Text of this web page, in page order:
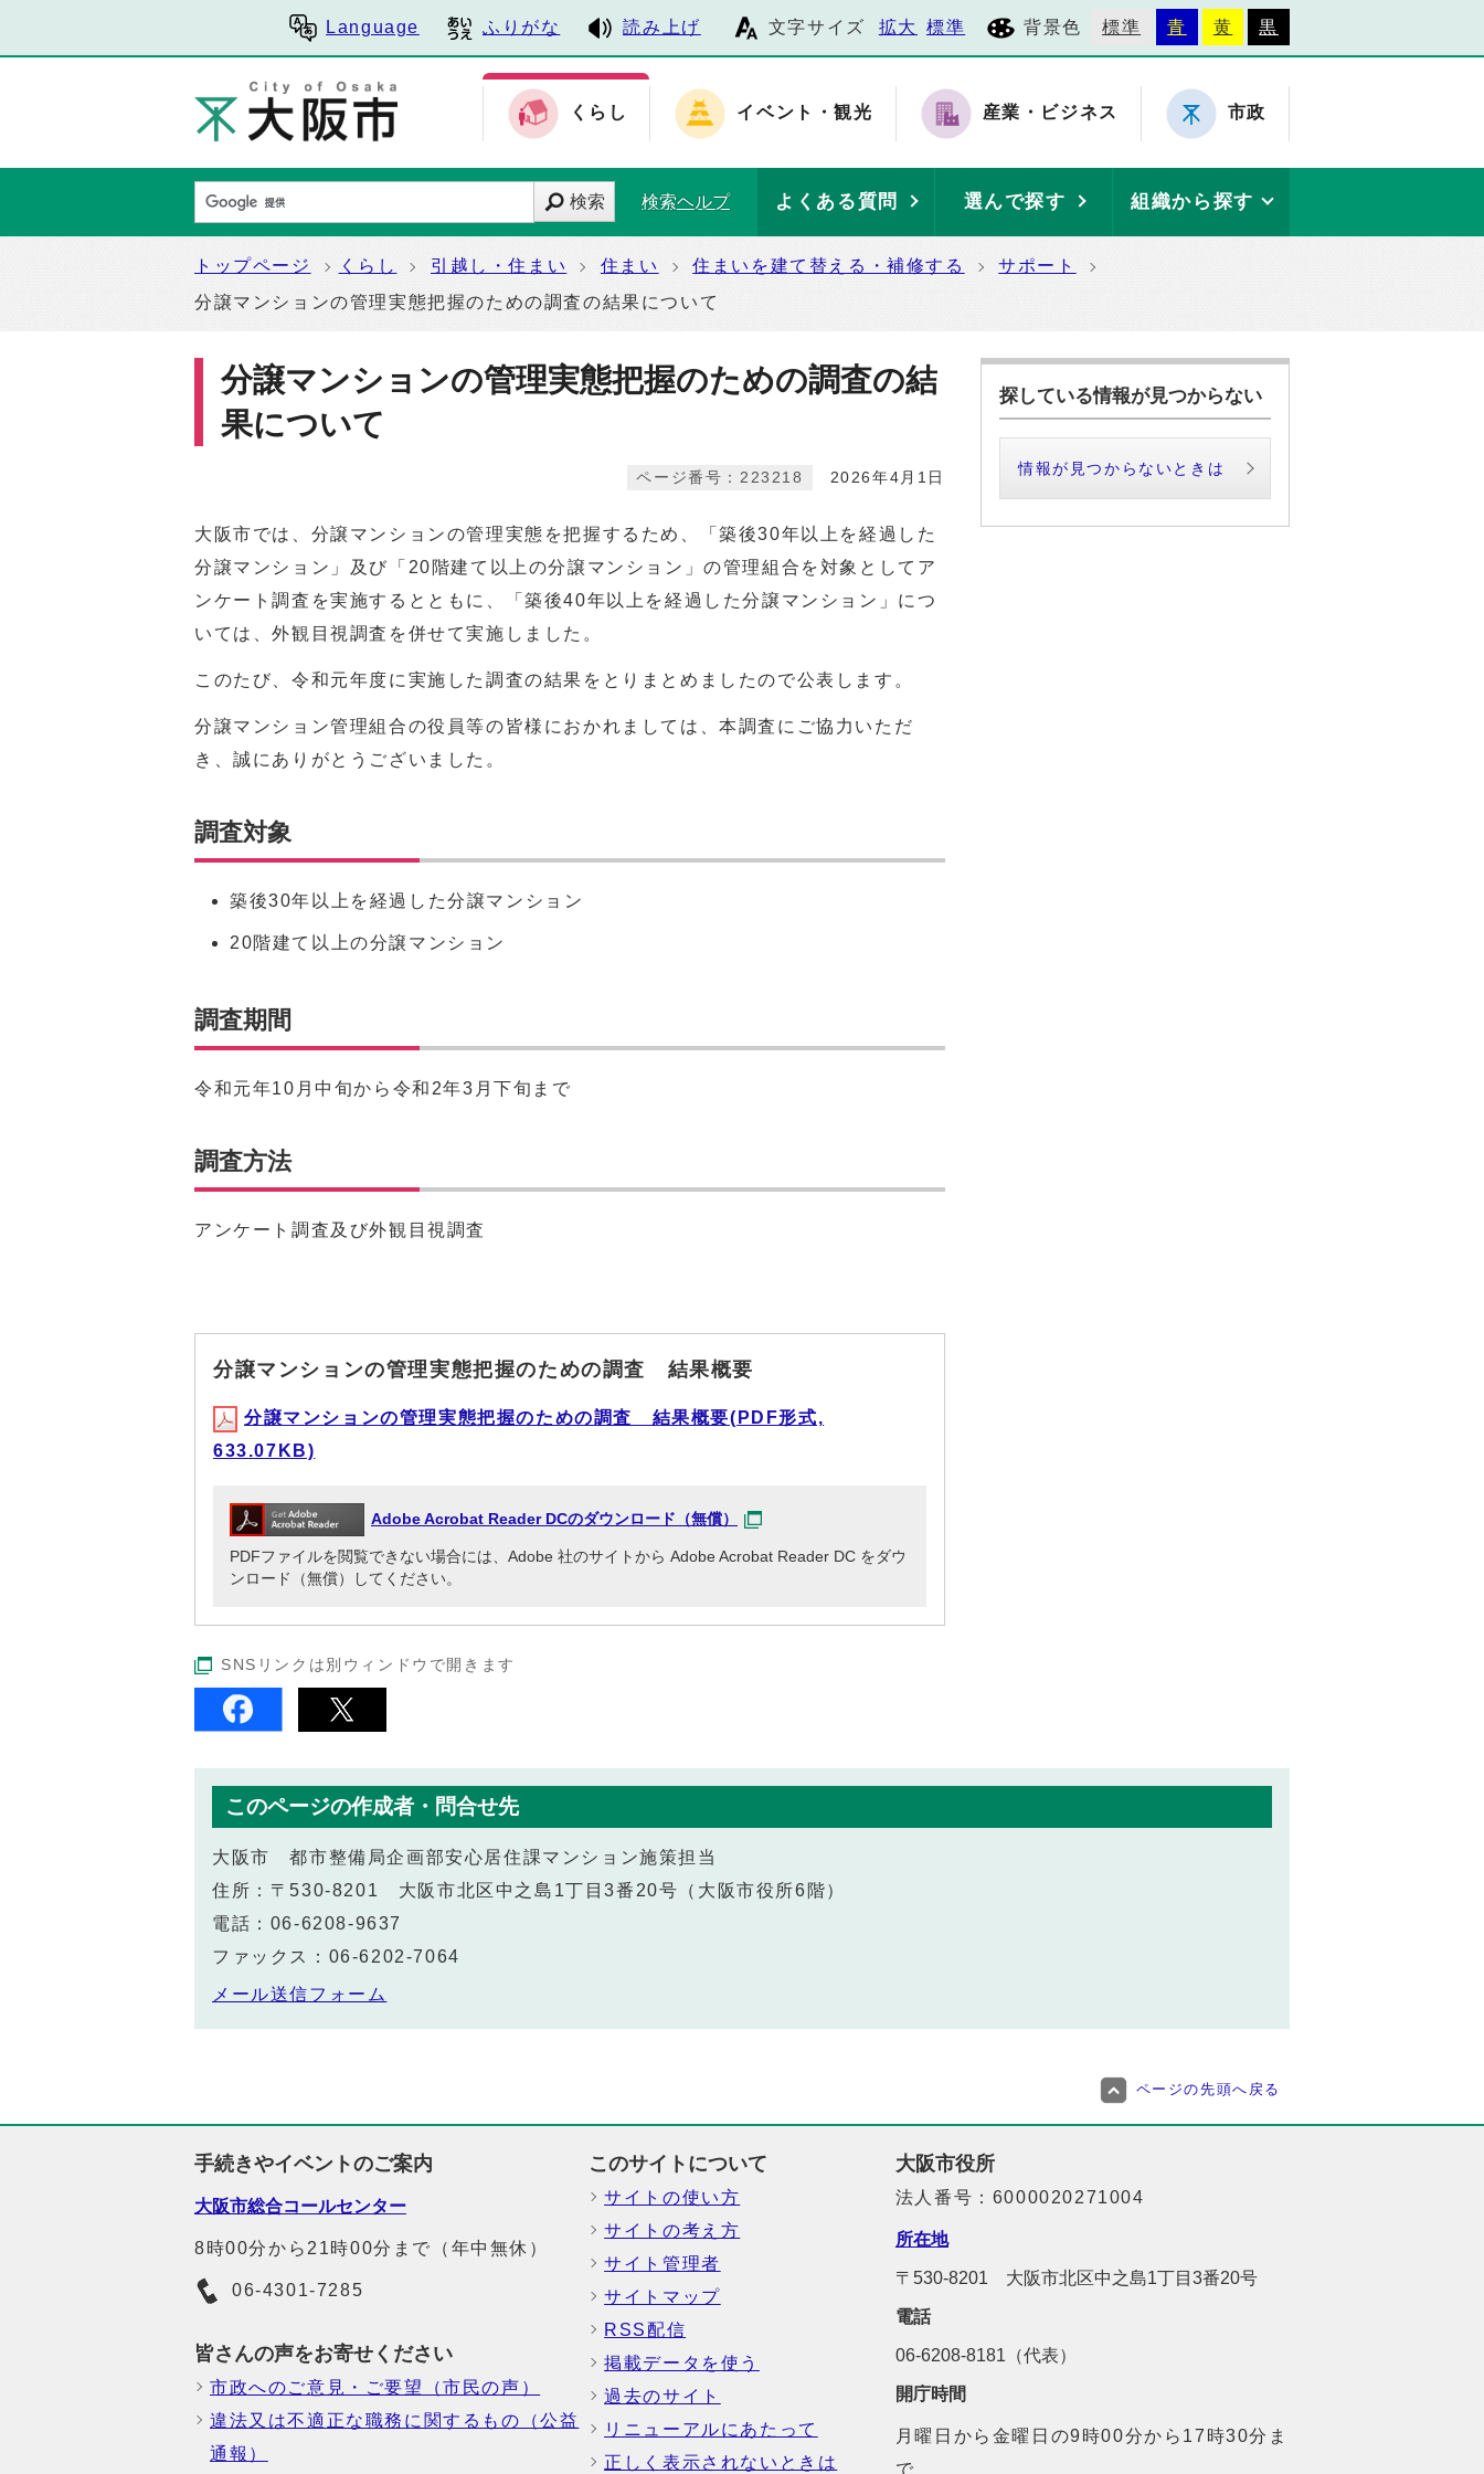
Language ふりがな 読み上げ 文字サイズ 拡大 標準 背景色 標準 青 黄 黒
くらし イベント・観光 産業・ビジネス 市政
検索 検索ヘルプ よくある質問 選んで探す 組織から探す
トップページ くらし 引越し・住まい 住まい 住まいを建て替える・補修する
サポート
分譲マンションの管理実態把握のための調査の結果について
分譲マンションの管理実態把握のための調査の結
果について
2026年4月1日
ページ番号：223218
大阪市では、分譲マンションの管理実態を把握するため、「築後30年以上を経過した
分譲マンション」及び「20階建て以上の分譲マンション」の管理組合を対象としてア
ンケート調査を実施するとともに、「築後40年以上を経過した分譲マンション」につ
いては、外観目視調査を併せて実施しました。
このたび、令和元年度に実施した調査の結果をとりまとめましたので公表します。
分譲マンション管理組合の役員等の皆様におかれましては、本調査にご協力いただ
き、誠にありがとうございました。
調査対象
築後30年以上を経過した分譲マンション
20階建て以上の分譲マンション
調査期間
令和元年10月中旬から令和2年3月下旬まで
調査方法
アンケート調査及び外観目視調査
分譲マンションの管理実態把握のための調査 結果概要
分譲マンションの管理実態把握のための調査 結果概要(PDF形式,
633.07KB)
Adobe Acrobat Reader DCのダウンロード（無償）
PDFファイルを閲覧できない場合には、Adobe 社のサイトから Adobe Acrobat Reader DC をダウ
ンロード（無償）してください。
SNSリンクは別ウィンドウで開きます
探している情報が見つからない
情報が見つからないときは
このページの作成者・問合せ先
大阪市 都市整備局企画部安心居住課マンション施策担当
住所：〒530-8201 大阪市北区中之島1丁目3番20号（大阪市役所6階）
電話：06-6208-9637
ファックス：06-6202-7064
メール送信フォーム
ページの先頭へ戻る
手続きやイベントのご案内
大阪市総合コールセンター
8時00分から21時00分まで（年中無休）
06-4301-7285
皆さんの声をお寄せください
市政へのご意見・ご要望（市民の声）
違法又は不適正な職務に関するもの（公益
通報）
このサイトについて
サイトの使い方
サイトの考え方
サイト管理者
サイトマップ
RSS配信
掲載データを使う
過去のサイト
リニューアルにあたって
正しく表示されないときは
大阪市役所
法人番号：6000020271004
所在地
〒530-8201 大阪市北区中之島1丁目3番20号
電話
06-6208-8181（代表）
開庁時間
月曜日から金曜日の9時00分から17時30分ま
で